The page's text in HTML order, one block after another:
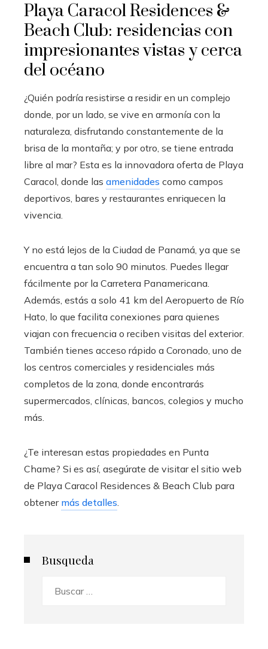
Playa Caracol Residences &
Beach Club: residencias con
impresionantes vistas y cerca
del océano
¿Quién podría resistirse a residir en un complejo
donde, por un lado, se vive en armonía con la
naturaleza, disfrutando constantemente de la
brisa de la montaña; y por otro, se tiene entrada
libre al mar? Esta es la innovadora oferta de Playa
Caracol, donde las amenidades como campos
deportivos, bares y restaurantes enriquecen la
vivencia.
Y no está lejos de la Ciudad de Panamá, ya que se
encuentra a tan solo 90 minutos. Puedes llegar
fácilmente por la Carretera Panamericana.
Además, estás a solo 41 km del Aeropuerto de Río
Hato, lo que facilita conexiones para quienes
viajan con frecuencia o reciben visitas del exterior.
También tienes acceso rápido a Coronado, uno de
los centros comerciales y residenciales más
completos de la zona, donde encontrarás
supermercados, clínicas, bancos, colegios y mucho
más.
¿Te interesan estas propiedades en Punta
Chame? Si es así, asegúrate de visitar el sitio web
de Playa Caracol Residences & Beach Club para
obtener más detalles.
Busqueda